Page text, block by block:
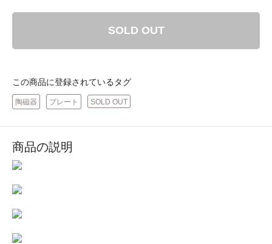
SOLD OUT
この商品に登録されているタグ
陶磁器 プレート SOLD OUT
商品の説明